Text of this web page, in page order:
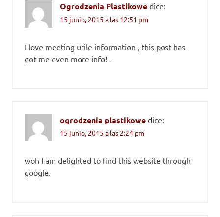
Ogrodzenia Plastikowe dice:
15 junio, 2015 a las 12:51 pm
I love meeting utile information , this post has
got me even more info! .
ogrodzenia plastikowe dice:
15 junio, 2015 a las 2:24 pm
woh I am delighted to find this website through
google.